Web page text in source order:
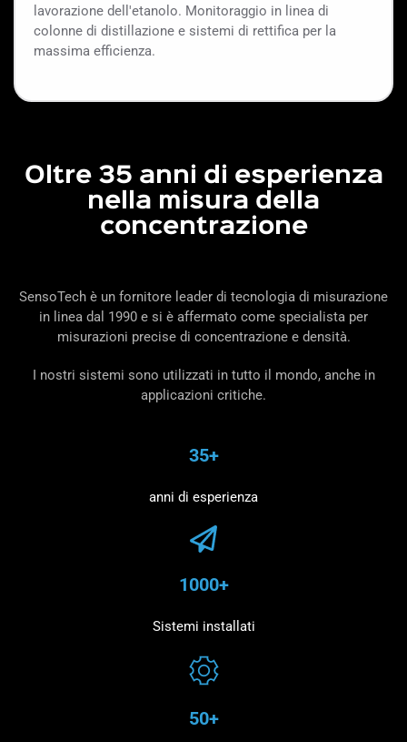
lavorazione dell'etanolo. Monitoraggio in linea di
colonne di distillazione e sistemi di rettifica per la
massima efficienza.
Oltre 35 anni di esperienza
nella misura della
concentrazione
SensoTech è un fornitore leader di tecnologia di misurazione
in linea dal 1990 e si è affermato come specialista per
misurazioni precise di concentrazione e densità.
I nostri sistemi sono utilizzati in tutto il mondo, anche in
applicazioni critiche.
35+
anni di esperienza
1000+
Sistemi installati
50+